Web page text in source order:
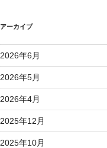
アーカイブ
2026年6月
2026年5月
2026年4月
2025年12月
2025年10月